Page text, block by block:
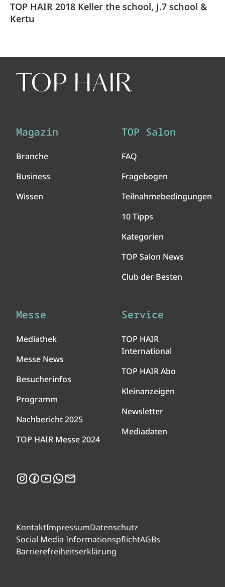
TOP HAIR 2018 Keller the school, J.7 school &
Kertu
Magazin
Branche
Business
Wissen
TOP Salon
FAQ
Fragebogen
Teilnahmebedingungen
10 Tipps
Kategorien
TOP Salon News
Club der Besten
Messe
Mediathek
Messe News
Besucherinfos
Programm
Nachbericht 2025
TOP HAIR Messe 2024
Service
TOP HAIR
International
TOP HAIR Abo
Kleinanzeigen
Newsletter
Mediadaten
Instagram
Facebook
YouTubeWhatsApp
KontaktImpressumDatenschutz
Social Media InformationspflichtAGBs
Barrierefreiheitserklärung